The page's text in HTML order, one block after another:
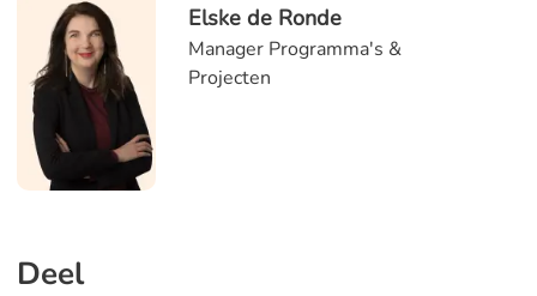
Elske de Ronde
Manager Programma's &
Projecten
Deel